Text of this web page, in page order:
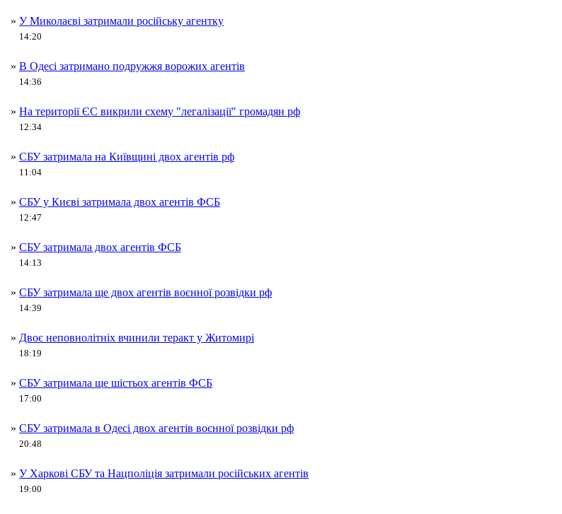
» У Миколаєві затримали російську агентку
14:20
» В Одесі затримано подружжя ворожих агентів
14:36
» На території ЄС викрили схему "легалізації" громадян рф
12:34
» СБУ затримала на Київщині двох агентів рф
11:04
» СБУ у Києві затримала двох агентів ФСБ
12:47
» СБУ затримала двох агентів ФСБ
14:13
» СБУ затримала ще двох агентів воєнної розвідки рф
14:39
» Двоє неповнолітніх вчинили теракт у Житомирі
18:19
» СБУ затримала ще шістьох агентів ФСБ
17:00
» СБУ затримала в Одесі двох агентів воєнної розвідки рф
20:48
» У Харкові СБУ та Нацполіція затримали російських агентів
19:00